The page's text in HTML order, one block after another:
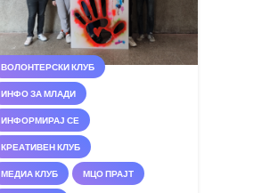
ВОЛОНТЕРСКИ КЛУБ
ИНФО ЗА МЛАДИ
ИНФОРМИРАЈ СЕ
КРЕАТИВЕН КЛУБ
МЕДИА КЛУБ МЦО ПРАЈТ